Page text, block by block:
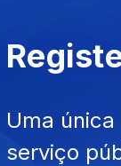
Uma
serviço